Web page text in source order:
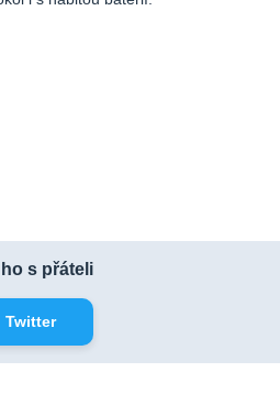
s přáteli
Twitter